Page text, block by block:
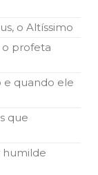
o Altíssimo
o profeta
e quando ele
que
humilde